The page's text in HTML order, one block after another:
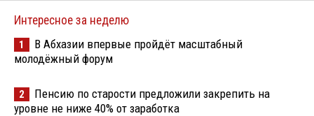
Интересное за неделю
1
В Абхазии впервые пройдёт масштабный
молодёжный форум
2
Пенсию по старости предложили закрепить на
уровне не ниже 40% от заработка